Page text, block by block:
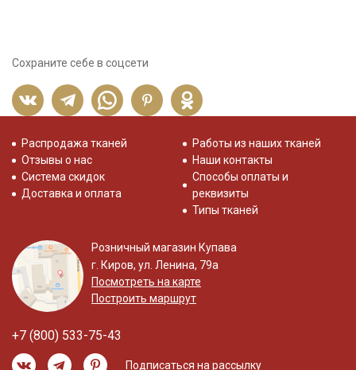
Сохраните себе в соцсети
Распродажа тканей
Отзывы о нас
Система скидок
Доставка и оплата
Работы из наших тканей
Наши контакты
Способы оплаты и
реквизиты
Типы тканей
Розничный магазин Купава
г. Киров, ул. Ленина, 79а
Посмотреть на карте
Построить маршрут
+7 (800) 533-75-43
Подписаться на рассылку